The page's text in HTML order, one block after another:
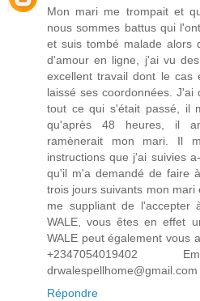
Mon mari me trompait et
nous sommes battus qui
et suis tombé malade alors
d'amour en ligne, j'ai vu
excellent travail dont le cas
laissé ses coordonnées. J'ai
tout ce qui s'était passé, il
qu'après 48 heures, il
ramènerait mon mari. Il
instructions que j'ai suivies
qu'il m'a demandé de faire
trois jours suivants mon
me suppliant de l'accepter
WALE, vous êtes en effet
WALE peut également vous
drwalespellhome@gmail.com
Répondre